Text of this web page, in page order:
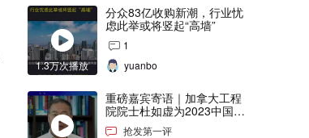
1.3万次播放
分众83亿收购新潮，行业忧
虑此举或将竖起“高墙”
1
yuanbo
重磅嘉宾寄语｜加拿大工程
院院士杜如虚为2023中国创
交会打Call！
抢发第一评